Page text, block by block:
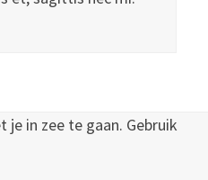
je in zee te gaan. Gebruik